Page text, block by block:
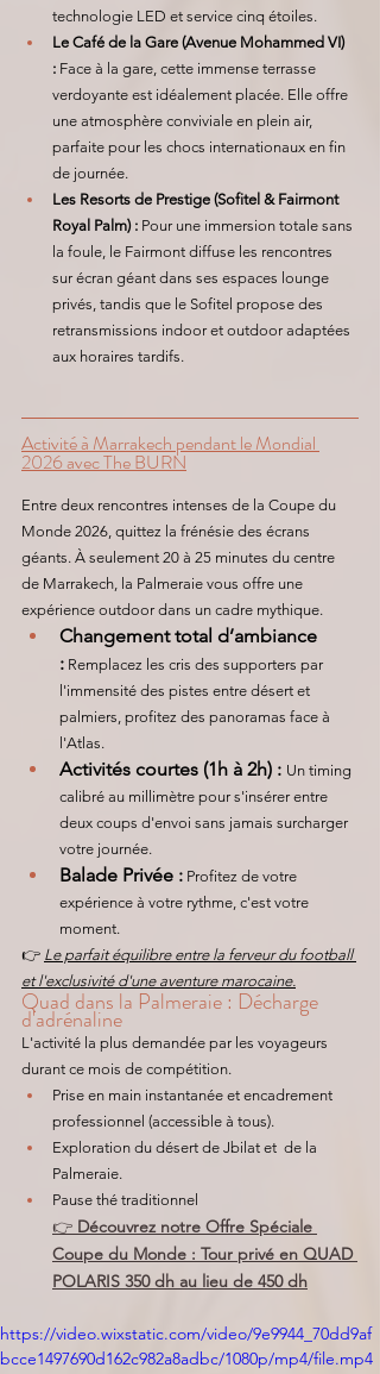
technologie LED et service cinq étoiles.
Le Café de la Gare (Avenue Mohammed VI)
: Face à la gare, cette immense terrasse
verdoyante est idéalement placée. Elle offre
une atmosphère conviviale en plein air,
parfaite pour les chocs internationaux en fin
de journée.
Les Resorts de Prestige (Sofitel & Fairmont
Royal Palm) : Pour une immersion totale sans
la foule, le Fairmont diffuse les rencontres
sur écran géant dans ses espaces lounge
privés, tandis que le Sofitel propose des
retransmissions indoor et outdoor adaptées
aux horaires tardifs.
Activité à Marrakech pendant le Mondial
2026 avec The BURN
Entre deux rencontres intenses de la Coupe du
Monde 2026, quittez la frénésie des écrans
géants. À seulement 20 à 25 minutes du centre
de Marrakech, la Palmeraie vous offre une
expérience outdoor dans un cadre mythique.
Changement total d’ambiance
: Remplacez les cris des supporters par
l'immensité des pistes entre désert et
palmiers, profitez des panoramas face à
l'Atlas.
Activités courtes (1h à 2h) : Un timing
calibré au millimètre pour s'insérer entre
deux coups d'envoi sans jamais surcharger
votre journée.
Balade Privée : Profitez de votre
expérience à votre rythme, c'est votre
moment.
👉 Le parfait équilibre entre la ferveur du football
et l'exclusivité d'une aventure marocaine.
Quad dans la Palmeraie : Décharge
d'adrénaline
L'activité la plus demandée par les voyageurs
durant ce mois de compétition.
Prise en main instantanée et encadrement
professionnel (accessible à tous).
Exploration du désert de Jbilat et  de la
Palmeraie.
Pause thé traditionnel
👉 Découvrez notre Offre Spéciale
Coupe du Monde : Tour privé en QUAD
POLARIS 350 dh au lieu de 450 dh
https://video.wixstatic.com/video/9e9944_70dd9af
bcce1497690d162c982a8adbc/1080p/mp4/file.mp4